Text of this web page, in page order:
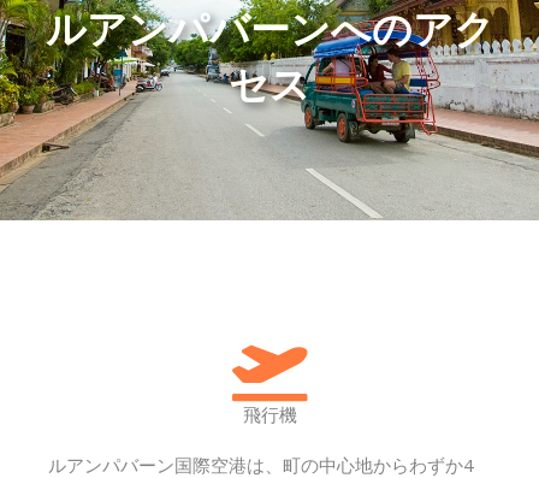
ルアンパバーンへのアク
セス
飛行機
ルアンパバーン国際空港は、町の中心地からわずか4